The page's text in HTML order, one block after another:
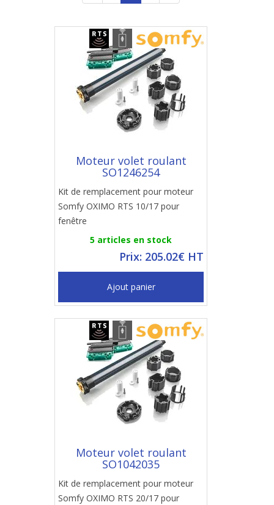
Moteur volet roulant
SO1246254
Kit de remplacement pour moteur
Somfy OXIMO RTS 10/17 pour
fenêtre
5 articles en stock
Prix: 205.02€ HT
Ajout panier
Moteur volet roulant
SO1042035
Kit de remplacement pour moteur
Somfy OXIMO RTS 20/17 pour